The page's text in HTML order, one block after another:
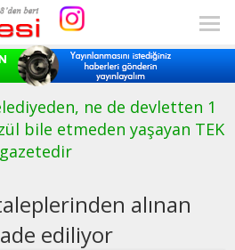
ne de devletten 1
bile etmeden yaşayan TEK
gazetedir
alınan
ediliyor